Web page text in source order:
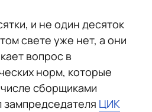
и не один десяток
свете уже нет, а они
вопрос в
норм, которые
сборщиками
зампредседателя ЦИК